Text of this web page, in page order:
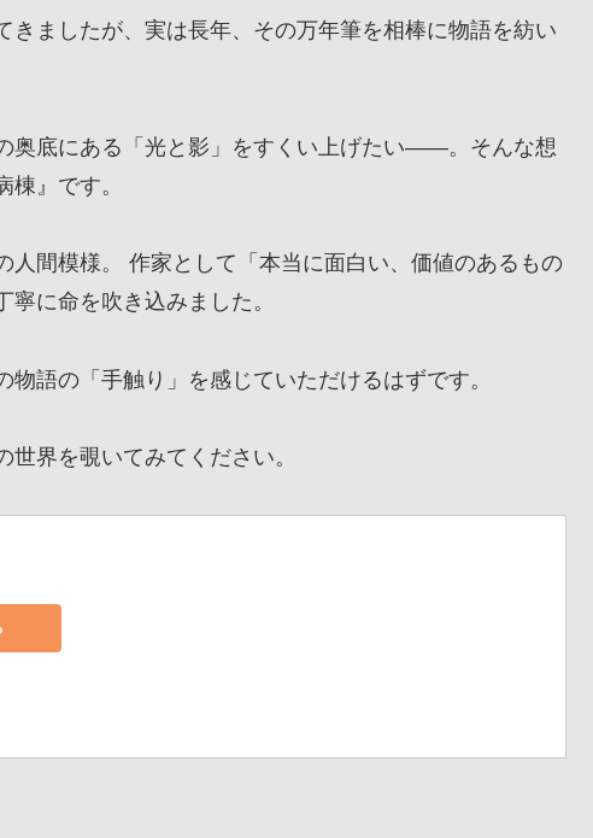
ましたが、実は長年、その万年筆を相棒に物語を紡い
奥底にある「光と影」をすくい上げたい——。そんな想
』です。
間模様。 作家として「本当に面白い、価値のあるもの
に命を吹き込みました。
語の「手触り」を感じていただけるはずです。
界を覗いてみてください。